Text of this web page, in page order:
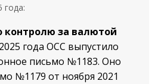
года:
контролю за валютой
года OCC выпустило
письмо №1183. Оно
№1179 от ноября 2021